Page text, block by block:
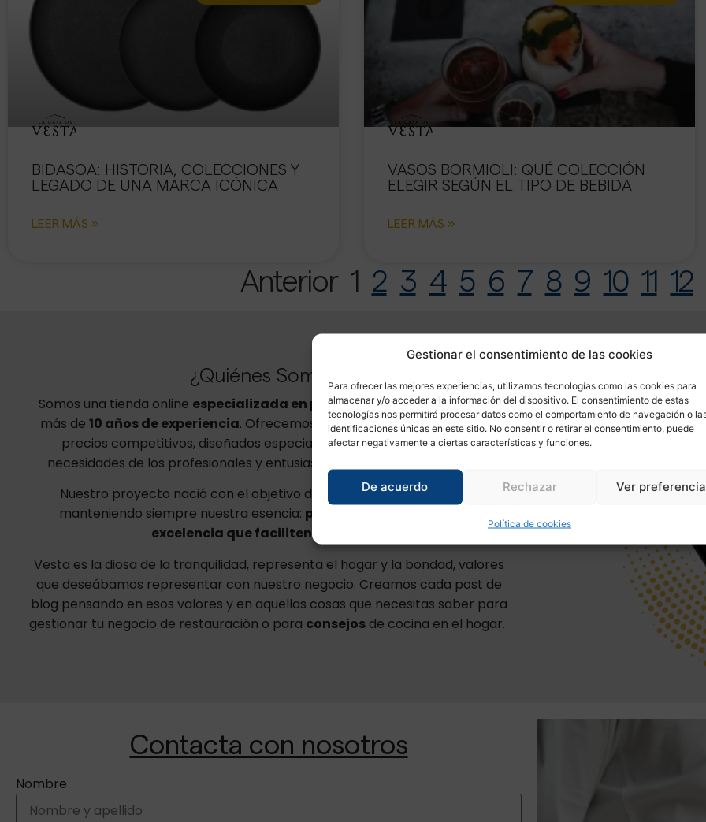
Gestionar el consentimiento de las cookies
Para ofrecer las mejores experiencias, utilizamos tecnologías como las cookies para
almacenar y/o acceder a la información del dispositivo. El consentimiento de estas
tecnologías nos permitirá procesar datos como el comportamiento de navegación o
identificaciones únicas en este sitio. No consentir o retirar el consentimiento, puede
afectar negativamente a ciertas características y funciones.
De acuerdo Rechazar Ver
Política de cookies
BIDASOA: HISTORIA, COLECCIONES Y
LEGADO DE UNA MARCA ICÓNICA
LEER MÁS »
VASOS BORMIOLI: QUÉ COLECCIÓN
ELEGIR SEGÚN EL TIPO DE BEBIDA
LEER MÁS »
Anterior 1 2 3 4 5 6 7 8 9 10 11 12
¿Quiénes Somos?
Somos una tienda online especializada en productos de hosteleríacon
más de 10 años de experiencia. Ofrecemos soluciones para hosteleros a
precios competitivos, diseñados especialmente para satisfacer las
necesidades de los profesionales y entusiastas de la cocina en el hogar.
Nuestro proyecto nació con el objetivo de digitalizar nuestra oferta,
manteniendo siempre nuestra esencia: proporcionar artículos de
excelencia que faciliten tu trabajo
Vesta es la diosa de la tranquilidad, representa el hogar y la bondad, valores
que deseábamos representar con nuestro negocio. Creamos cada post de
blog pensando en esos valores y en aquellas cosas que necesitas saber para
gestionar tu negocio de restauración o para consejos de cocina en el hogar.
Contacta con nosotros
Nombre